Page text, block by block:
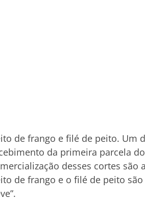
de frango e filé de peito. Um
da primeira parcela
desses cortes
de frango e o filé de peito